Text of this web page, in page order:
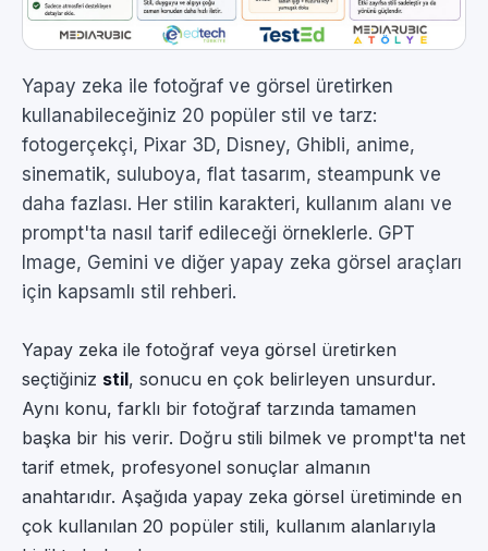
Yapay zeka ile fotoğraf ve görsel üretirken
kullanabileceğiniz 20 popüler stil ve tarz:
fotogerçekçi, Pixar 3D, Disney, Ghibli, anime,
sinematik, suluboya, flat tasarım, steampunk ve
daha fazlası. Her stilin karakteri, kullanım alanı ve
prompt'ta nasıl tarif edileceği örneklerle. GPT
Image, Gemini ve diğer yapay zeka görsel araçları
için kapsamlı stil rehberi.
Yapay zeka ile fotoğraf veya görsel üretirken
seçtiğiniz stil, sonucu en çok belirleyen unsurdur.
Aynı konu, farklı bir fotoğraf tarzında tamamen
başka bir his verir. Doğru stili bilmek ve prompt'ta net
tarif etmek, profesyonel sonuçlar almanın
anahtarıdır. Aşağıda yapay zeka görsel üretiminde en
çok kullanılan 20 popüler stili, kullanım alanlarıyla